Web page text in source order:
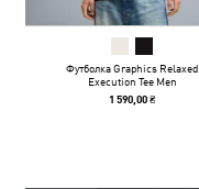
Футболка Graphics Relaxed
Execution Tee Men
1 590,00 ₴